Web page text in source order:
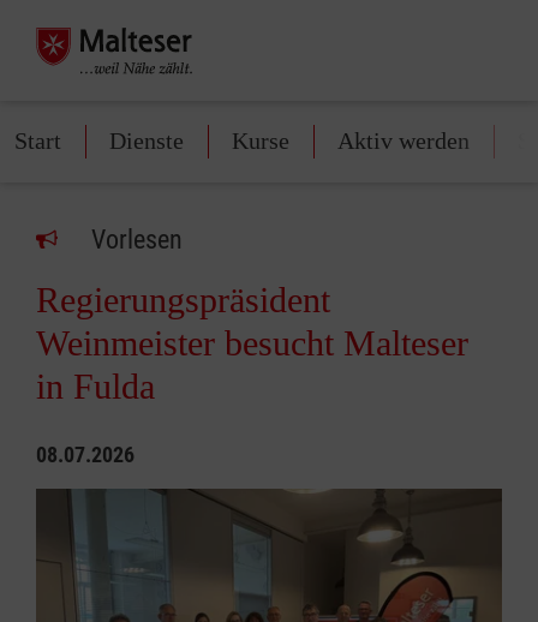
Start Dienste Kurse Aktiv werden
Vorlesen
Regierungspräsident
Weinmeister besucht Malteser
in Fulda
08.07.2026